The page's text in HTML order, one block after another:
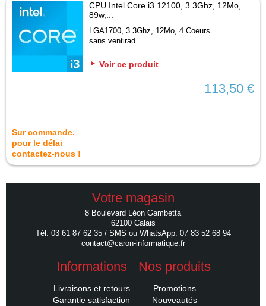
CPU Intel Core i3 12100, 3.3Ghz, 12Mo,
89w,...
LGA1700, 3.3Ghz, 12Mo, 4 Coeurs
sans ventirad
Voir ce produit
113,50 €
Sur commande.
pour le délai
contactez-nous !
Votre magasin
8 Boulevard Léon Gambetta
62100 Calais
Tél: 03 61 87 62 35 / SMS ou WhatsApp: 07 83 52 68 94
contact@caron-informatique.fr
Informations
Livraisons et retours
Garantie satisfaction
Nos produits
Promotions
Nouveautés